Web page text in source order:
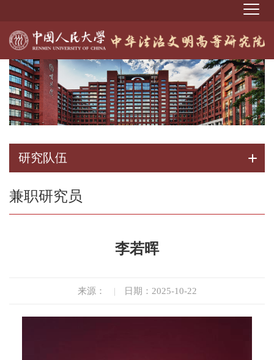
研究队伍
兼职研究员
李若晖
来源： | 日期：2025-10-22